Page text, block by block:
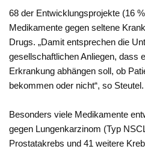
68 der Entwicklungsprojekte (16
Medikamente gegen seltene
Drugs. „Damit entsprechen die
gesellschaftlichen Anliegen, dass
Erkrankung abhängen soll, ob
bekommen oder nicht“, so Steutel.
Besonders viele Medikamente
gegen Lungenkarzinom (Typ
Prostatakrebs und 41 weitere